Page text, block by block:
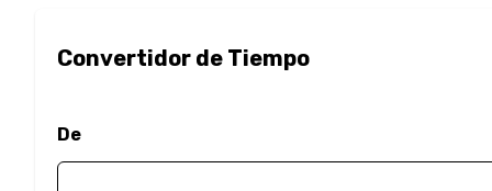
Convertidor de Tiempo
De